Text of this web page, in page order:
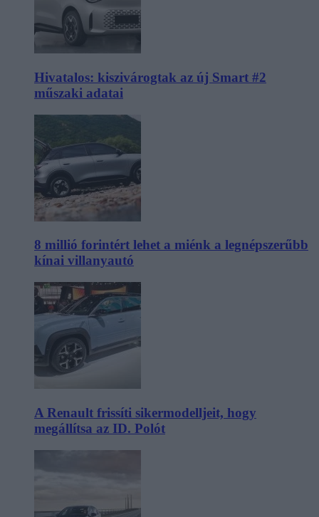
Hivatalos: kiszivárogtak az új Smart #2
műszaki adatai
8 millió forintért lehet a miénk a legnépszerűbb
kínai villanyautó
A Renault frissíti sikermodelljeit, hogy
megállítsa az ID. Polót